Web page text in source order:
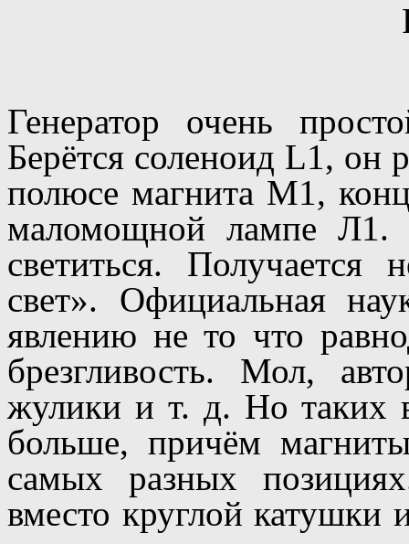
Генератор очень
Берётся соленоид L1, он
полюсе магнита M1,
маломощной лампе Л1.
светиться. Получается
свет». Официальная
явлению не то что
брезгливость. Мол,
жулики и т. д. Но таких
больше, причём
самых разных
вместо круглой катушки